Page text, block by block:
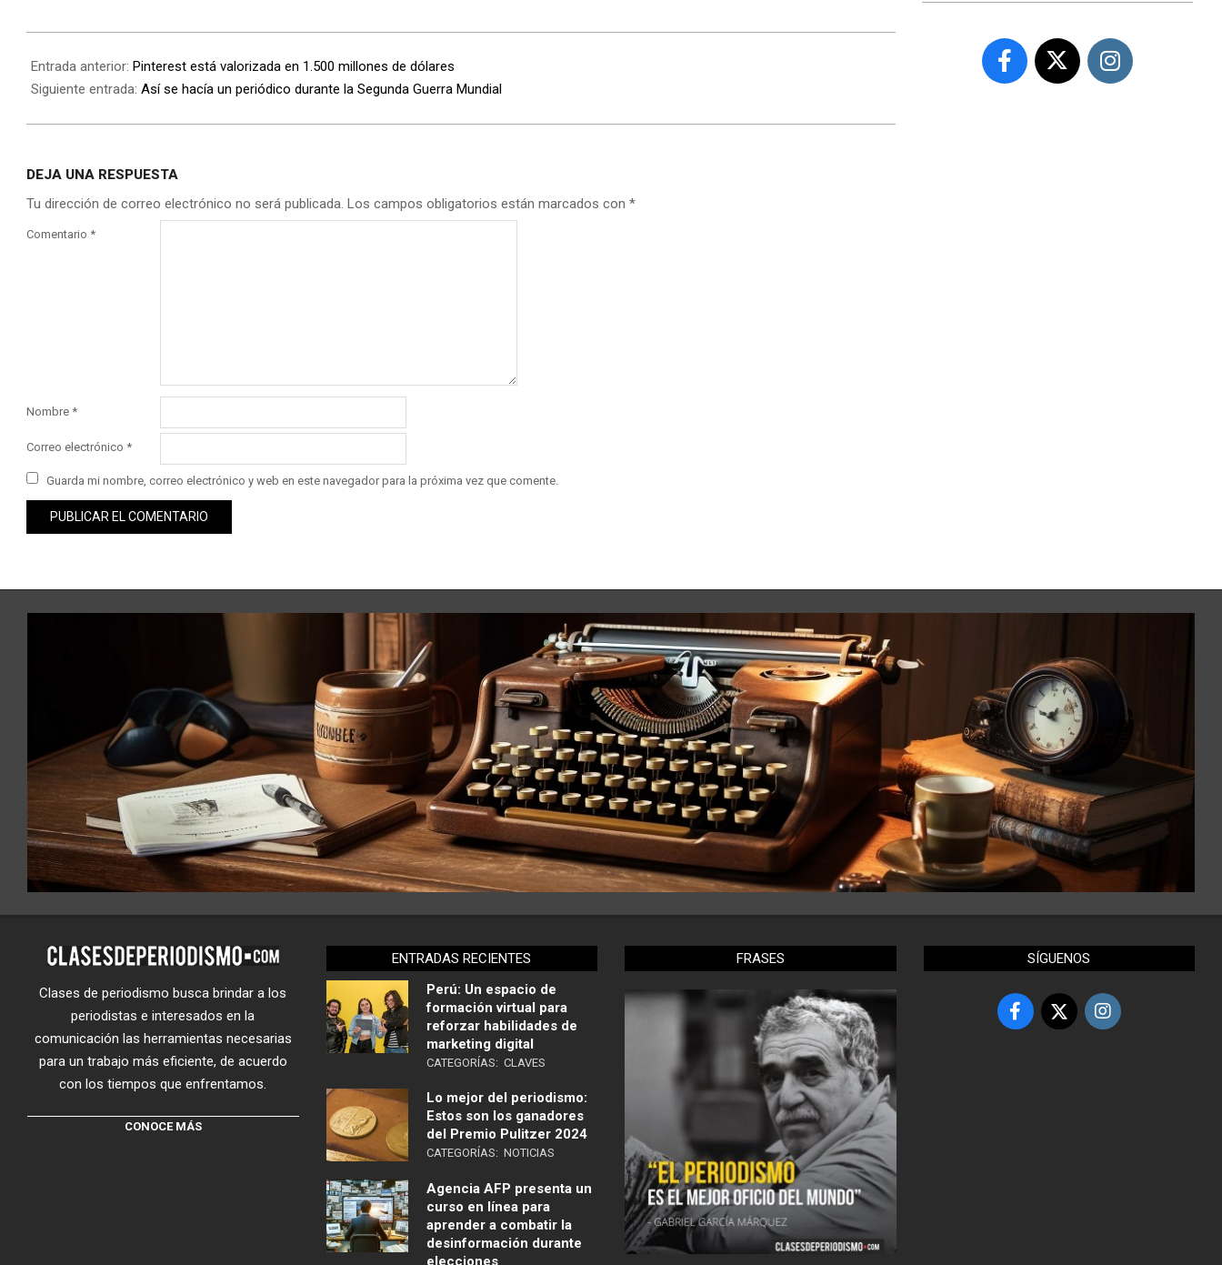
Entrada anterior: Pinterest está valorizada en 1.500 millones de dólares
Siguiente entrada: Así se hacía un periódico durante la Segunda Guerra Mundial
DEJA UNA RESPUESTA
Tu dirección de correo electrónico no será publicada. Los campos obligatorios están marcados con *
Comentario *
Nombre *
Correo electrónico *
Guarda mi nombre, correo electrónico y web en este navegador para la próxima vez que comente.
Clases de periodismo busca brindar a los
periodistas e interesados en la
comunicación las herramientas necesarias
para un trabajo más eficiente, de acuerdo
con los tiempos que enfrentamos.
CONOCE MÁS
ENTRADAS RECIENTES
Perú: Un espacio de
formación virtual para
reforzar habilidades de
marketing digital
CATEGORÍAS: CLAVES
Lo mejor del periodismo:
Estos son los ganadores
del Premio Pulitzer 2024
CATEGORÍAS: NOTICIAS
Agencia AFP presenta un
curso en línea para
aprender a combatir la
desinformación durante
elecciones
FRASES SÍGUENOS